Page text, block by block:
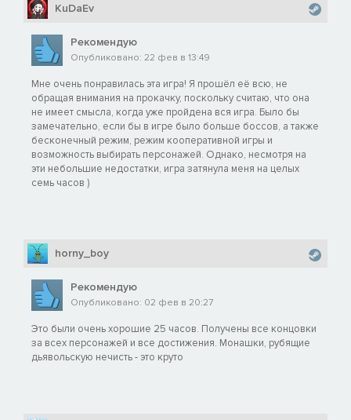
KuDaEv
Рекомендую
Опубликовано: 22 фев в 13:49
Мне очень понравилась эта игра! Я прошёл её всю, не
обращая внимания на прокачку, поскольку считаю, что она
не имеет смысла, когда уже пройдена вся игра. Было бы
замечательно, если бы в игре было больше боссов, а также
бесконечный режим, режим кооперативной игры и
возможность выбирать персонажей. Однако, несмотря на
эти небольшие недостатки, игра затянула меня на целых
семь часов )
horny_boy
Рекомендую
Опубликовано: 02 фев в 20:27
Это были очень хорошие 25 часов. Получены все концовки
за всех персонажей и все достижения. Монашки, рубящие
дьявольскую нечисть - это круто